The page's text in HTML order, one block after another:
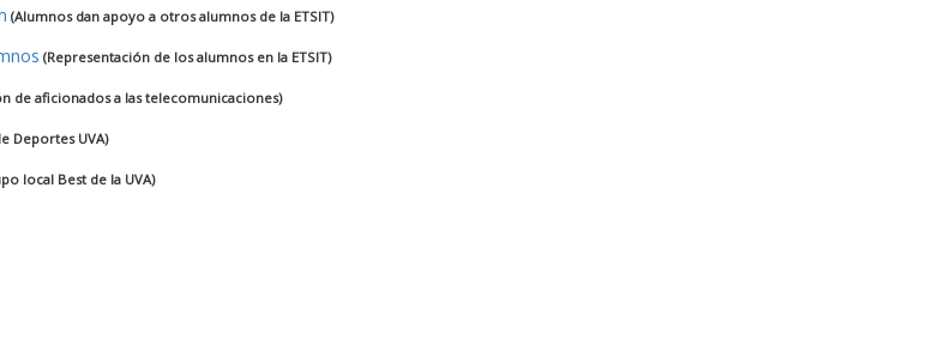
(Alumnos dan apoyo a otros alumnos de la ETSIT)
(Representación de los alumnos en la ETSIT)
de aficionados a las telecomunicaciones)
Deportes UVA)
local Best de la UVA)